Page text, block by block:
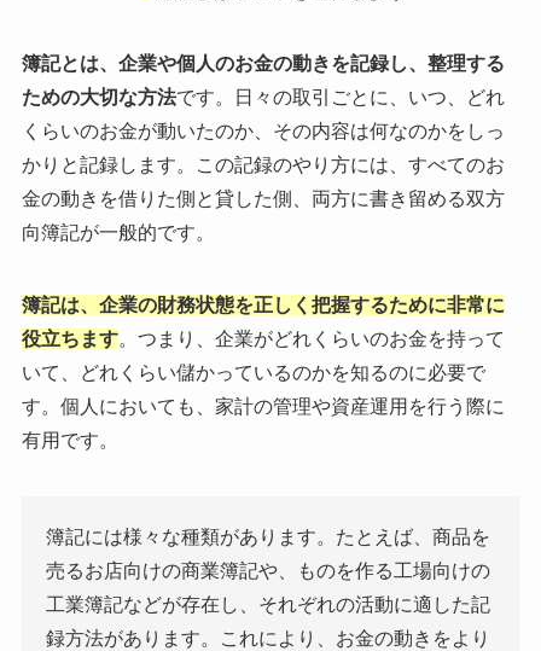
簿記とは、企業や個人のお金の動きを記録し、整理する
ための大切な方法です。日々の取引ごとに、いつ、どれ
くらいのお金が動いたのか、その内容は何なのかをしっ
かりと記録します。この記録のやり方には、すべてのお
金の動きを借りた側と貸した側、両方に書き留める双方
向簿記が一般的です。
簿記は、企業の財務状態を正しく把握するために非常に
役立ちます。つまり、企業がどれくらいのお金を持って
いて、どれくらい儲かっているのかを知るのに必要で
す。個人においても、家計の管理や資産運用を行う際に
有用です。
簿記には様々な種類があります。たとえば、商品を
売るお店向けの商業簿記や、ものを作る工場向けの
工業簿記などが存在し、それぞれの活動に適した記
録方法があります。これにより、お金の動きをより